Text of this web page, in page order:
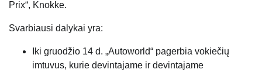
Prix“, Knokke.
Svarbiausi dalykai yra:
Iki gruodžio 14 d. „Autoworld“ pagerbia vokiečių
imtuvus, kurie devintajame ir devintajame